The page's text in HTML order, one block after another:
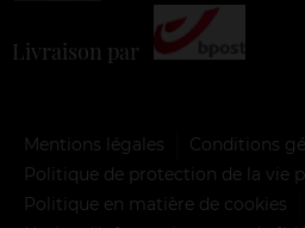
Livraison par
Mentions légales
Conditions
Politique de protection de la vie
Politique en matière de cookies